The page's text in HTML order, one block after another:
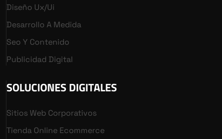
Diseño Ux/ui
Desarrollo A Medida
Seo Y Contenido
Publicidad Digital
SOLUCIONES DIGITALES
Sitios Web Corporativos
Tienda Online Ecommerce